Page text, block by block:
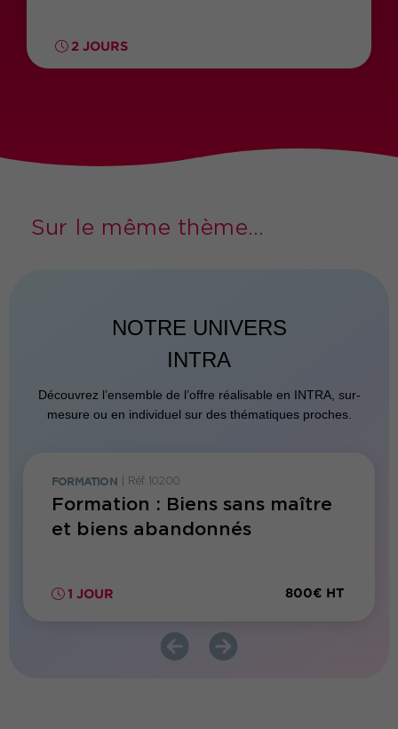
2 JOURS
Sur le même thème...
NOTRE UNIVERS
INTRA
Découvrez l’ensemble de l’offre réalisable en INTRA, sur-
mesure ou en individuel sur des thématiques proches.
FORMATION Réf. 10200
Formation : Biens sans maître
et biens abandonnés
1 JOUR 800€ HT